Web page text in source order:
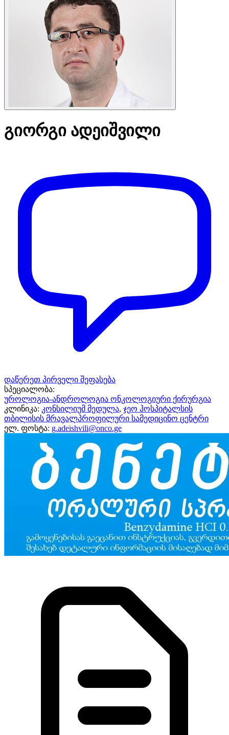
გიორგი ადეიშვილი
დაწერეთ პირველი შეფასება
სპეციალობა:
უროლოგია-ანდროლოგია ონკოლოგიური ქირურგია
კლინიკა: კონსილიუმ მედულა, ჯეო ჰოსპიტალსის
თბილისის მრავალპროფილური სამედიცინო ცენტრი
ელ. ფოსტა: g.adeishvili@onco.ge